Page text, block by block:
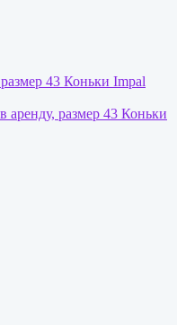
Коньки Impal
Коньки